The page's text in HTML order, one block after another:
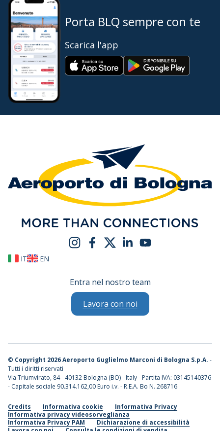
Porta BLQ sempre con te
Scarica l'app
IT EN
Entra nel nostro team
Lavora con noi
© Copyright 2026 Aeroporto Guglielmo Marconi di Bologna S.p.A. -
Tutti i diritti riservati
Via Triumvirato, 84 - 40132 Bologna (BO) - Italy - Partita IVA: 03145140376
- Capitale sociale 90.314.162,00 Euro i.v. - R.E.A. Bo N. 268716
Credits Informativa cookie
Informativa Privacy
Informativa privacy videosorveglianza
Informativa Privacy PAM
Dichiarazione di accessibilità